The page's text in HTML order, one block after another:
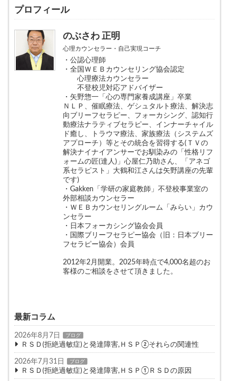
プロフィール
のぶさわ 正明
心理カウンセラー・自己実現コーチ
・公認心理師
・全国ＷＥＢカウンセリング協会認定
心理療法カウンセラー
不登校児対応アドバイザー
・矢野惣一「心の専門家養成講座」卒業
ＮＬＰ、催眠療法、ゲシュタルト療法、解決志
向ブリーフセラピー、フォーカシング、認知行
動療法ナラティブセラピー、インナーチャイル
ド癒し、トラウマ療法、家族療法（システムズ
アプローチ）等とその統合を習得する(ＴＶの
解決ナイナイアンサーでお馴染みの「性格リフ
ォームの匠(達人)」心屋仁乃助さん、「アネゴ
系セラピスト」大鶴和江さんは矢野講座の先輩
です)
・Gakken「学研の家庭教師」不登校事業室の
外部相談カウンセラー
・ＷＥＢカウンセリングルーム「みらい」カウ
ンセラー
・日本フォーカシング協会会員
・国際ブリーフセラピー協会（旧：日本ブリー
フセラピー協会）会員
2012年2月開業。2025年時点で4,000名超のお
客様のご相談をさせて頂きました。
最新コラム
2026年8月7日 ブログ
ＲＳＤ(拒絶過敏症)と発達障害,ＨＳＰ②それらの関連性
2026年7月31日 ブログ
ＲＳＤ(拒絶過敏症)と発達障害,ＨＳＰ①ＲＳＤの原因